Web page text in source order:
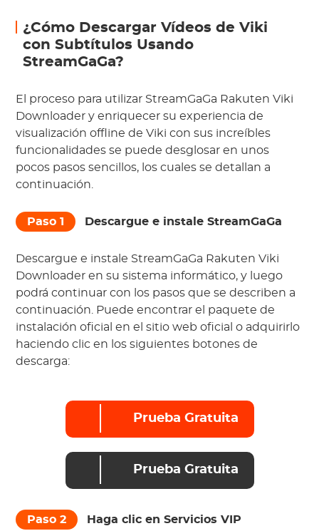
¿Cómo Descargar Vídeos de Viki
con Subtítulos Usando
StreamGaGa?
El proceso para utilizar StreamGaGa Rakuten Viki
Downloader y enriquecer su experiencia de
visualización offline de Viki con sus increíbles
funcionalidades se puede desglosar en unos
pocos pasos sencillos, los cuales se detallan a
continuación.
Paso 1 Descargue e instale StreamGaGa
Descargue e instale StreamGaGa Rakuten Viki
Downloader en su sistema informático, y luego
podrá continuar con los pasos que se describen a
continuación. Puede encontrar el paquete de
instalación oficial en el sitio web oficial o adquirirlo
haciendo clic en los siguientes botones de
descarga:
Prueba Gratuita
Prueba Gratuita
Paso 2 Haga clic enServicios VIP